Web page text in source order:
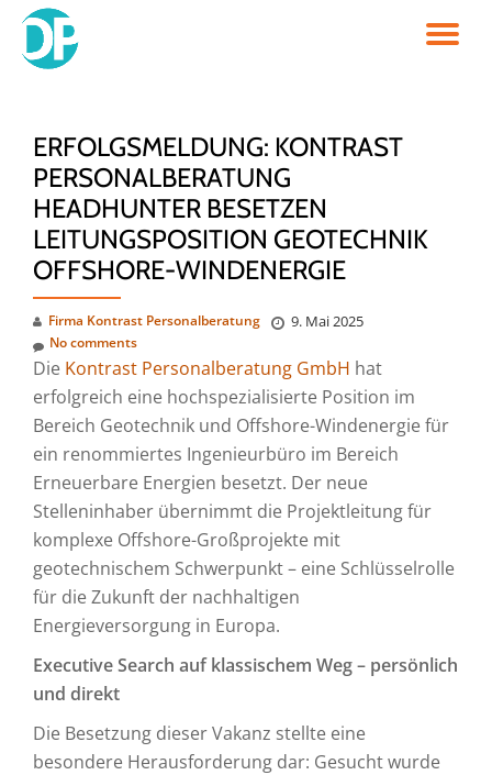
Skip
ERFOLGSMELDUNG: KONTRAST
PERSONALBERATUNG
HEADHUNTER BESETZEN
LEITUNGSPOSITION GEOTECHNIK
OFFSHORE-WINDENERGIE
Firma Kontrast Personalberatung 9. Mai 2025
No comments
Die Kontrast Personalberatung GmbH hat
erfolgreich eine hochspezialisierte Position im
Bereich Geotechnik und Offshore-Windenergie für
ein renommiertes Ingenieurbüro im Bereich
Erneuerbare Energien besetzt. Der neue
Stelleninhaber übernimmt die Projektleitung für
komplexe Offshore-Großprojekte mit
geotechnischem Schwerpunkt – eine Schlüsselrolle
für die Zukunft der nachhaltigen
Energieversorgung in Europa.
Executive Search auf klassischem Weg – persönlich
und direkt
Die Besetzung dieser Vakanz stellte eine
besondere Herausforderung dar: Gesucht wurde